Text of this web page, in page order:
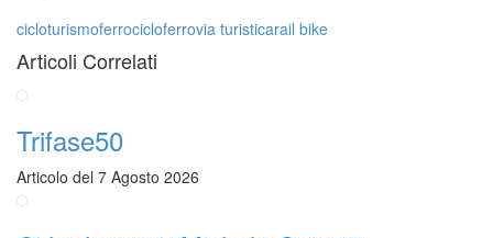
cicloturismoferrocicloferrovia turisticarail bike
Articoli Correlati
Trifase50
Articolo del 7 Agosto 2026